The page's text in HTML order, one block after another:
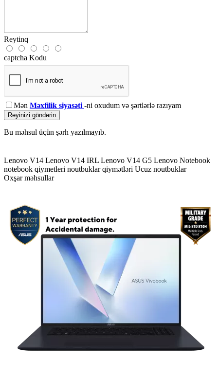
Reytinq
captcha Kodu
Mən Məxfilik siyasəti -ni oxudum və şərtlərlə razıyam
Rəyinizi göndərin
Bu məhsul üçün şərh yazılmayıb.
Lenovo V14 Lenovo V14 IRL Lenovo V14 G5 Lenovo Notebook
notebook qiymetleri noutbuklar qiymətləri Ucuz noutbuklar
Oxşar məhsullar